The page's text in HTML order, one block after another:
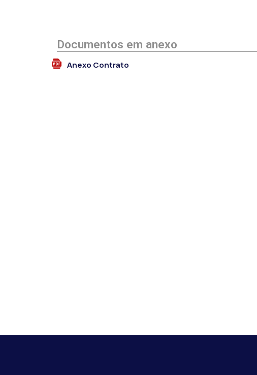
Documentos em anexo
Anexo Contrato